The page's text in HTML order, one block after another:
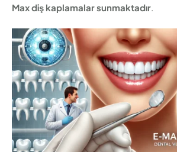
Max diş kaplamalar sunmaktadır.